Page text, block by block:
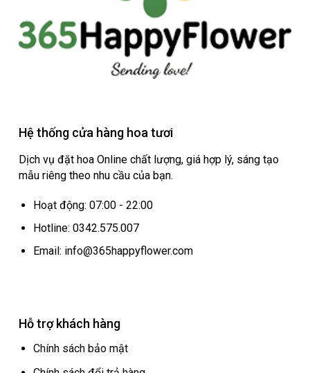
Hệ thống cửa hàng hoa tươi
Dịch vụ đặt hoa Online chất lượng, giá hợp lý, sáng tạo
mẫu riêng theo nhu cầu của bạn.
Hoạt động: 07:00 - 22:00
Hotline: 0342.575.007
Email: info@365happyflower.com
Hỗ trợ khách hàng
Chính sách bảo mật